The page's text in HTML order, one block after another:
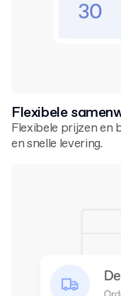
Flexibele
Flexibele prijzen en
en snelle levering.